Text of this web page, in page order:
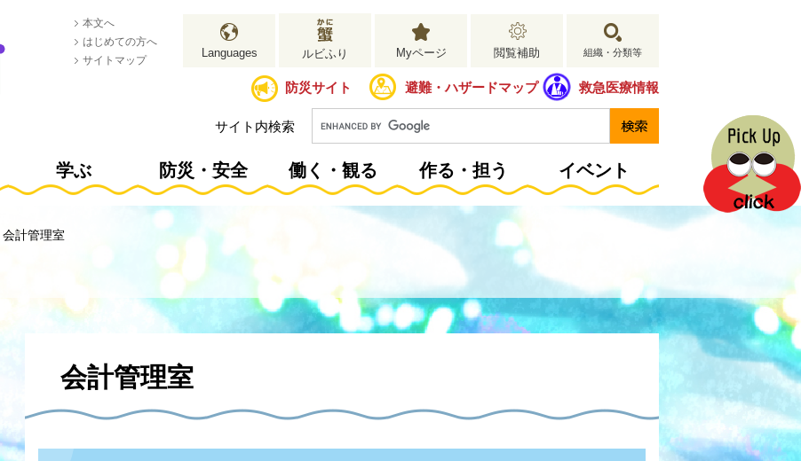
本文へ
はじめての方へ
サイトマップ
Languages ルビふり Myページ 閲覧補助 組織・分類等
防災サイト 避難・ハザードマップ 救急医療情報
サイト内検索
学ぶ 防災・安全 働く・観る 作る・担う イベント
会計管理室
会計管理室